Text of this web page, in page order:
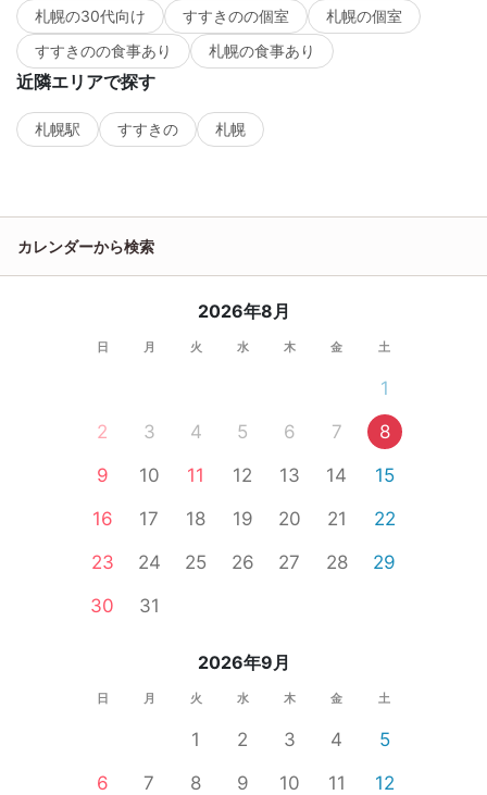
札幌の30代向け
すすきのの個室
札幌の個室
すすきのの食事あり
札幌の食事あり
近隣エリアで探す
札幌駅 すすきの 札幌
カレンダーから検索
2026年8月
日 月 火 水 木 金 土
1
2
3 4 5 6 7
8
9
10 11 12 13 14
15
16
17 18 19 20 21
22
23
24 25 26 27 28
29
30
31
2026年9月
日 月 火 水 木 金 土
1 2 3 4
5
6
7 8 9 10 11
12